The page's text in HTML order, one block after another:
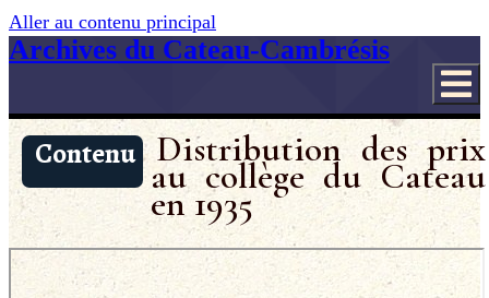
Aller au contenu principal
Archives du Cateau-Cambrésis
Contenu Distribution des prix
au collège du Cateau
en 1935